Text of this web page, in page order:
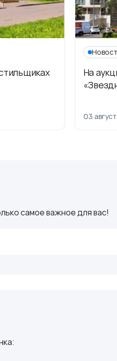
На
03
самое важное для вас!